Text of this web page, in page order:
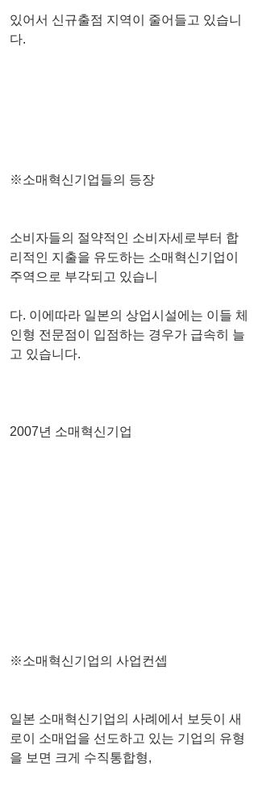
있어서 신규출점 지역이 줄어들고 있습니
다.
※소매혁신기업들의 등장
소비자들의 절약적인 소비자세로부터 합
리적인 지출을 유도하는 소매혁신기업이
주역으로 부각되고 있습니
다. 이에따라 일본의 상업시설에는 이들 체
인형 전문점이 입점하는 경우가 급속히 늘
고 있습니다.
2007년 소매혁신기업
※소매혁신기업의 사업컨셉
일본 소매혁신기업의 사례에서 보듯이 새
로이 소매업을 선도하고 있는 기업의 유형
을 보면 크게 수직통합형,